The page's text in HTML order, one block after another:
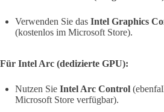
Verwenden Sie das Intel Graphics
(kostenlos im Microsoft Store).
Für Intel Arc (dedizierte GPU):
Nutzen Sie Intel Arc Control
Microsoft Store verfügbar).